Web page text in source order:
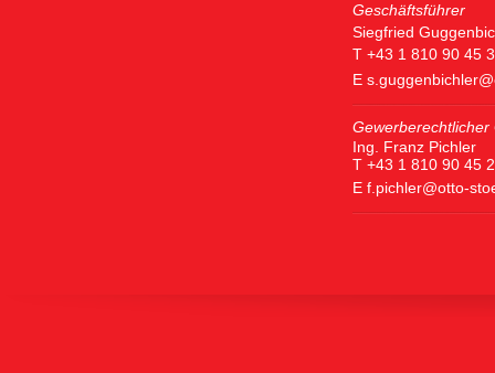
Geschäftsführer
Siegfried
T +43 1 810 90 45
E
Gewerberechtlicher
Ing. Franz Pichler
T +43 1 810 90 45
E f.pichler@otto-